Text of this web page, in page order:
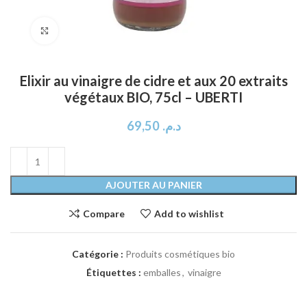
Click to enlarge
Elixir au vinaigre de cidre et aux 20 extraits
végétaux BIO, 75cl – UBERTI
د.م. 69,50
AJOUTER AU PANIER
Compare Add to wishlist
Catégorie : Produits cosmétiques bio
Étiquettes : emballes, vinaigre